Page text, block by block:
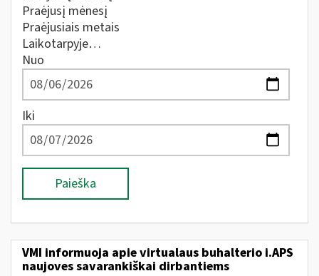
Praėjusį mėnesį
Praėjusiais metais
Laikotarpyje…
Nuo
Iki
Paieška
VMI informuoja apie virtualaus buhalterio i.APS
naujoves savarankiškai dirbantiems